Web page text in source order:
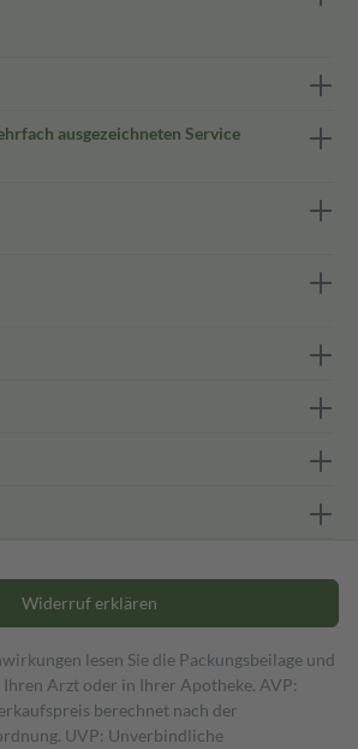
ausgezeichneten Service
Widerruf erklären
lesen Sie die Packungsbeilage und
Arzt oder in Ihrer Apotheke. AVP:
berechnet nach der
UVP: Unverbindliche